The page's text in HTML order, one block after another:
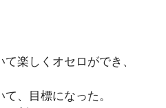
楽しくオセロができ、
て、目標になった。